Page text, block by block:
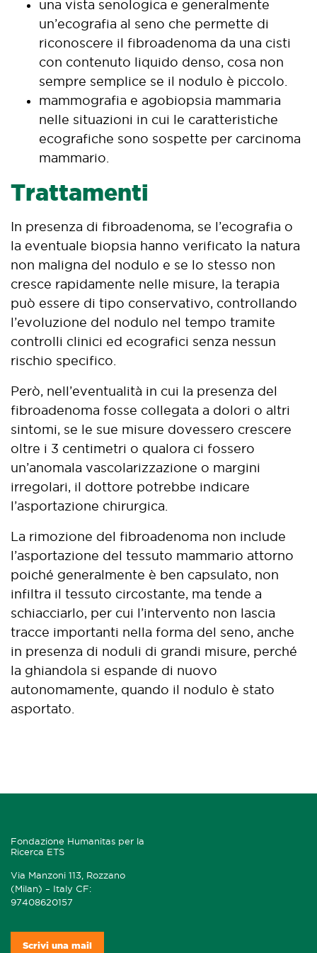
una vista senologica e generalmente
un’ecografia al seno che permette di
riconoscere il fibroadenoma da una cisti
con contenuto liquido denso, cosa non
sempre semplice se il nodulo è piccolo.
mammografia e agobiopsia mammaria
nelle situazioni in cui le caratteristiche
ecografiche sono sospette per carcinoma
mammario.
Trattamenti
In presenza di fibroadenoma, se l’ecografia o
la eventuale biopsia hanno verificato la natura
non maligna del nodulo e se lo stesso non
cresce rapidamente nelle misure, la terapia
può essere di tipo conservativo, controllando
l’evoluzione del nodulo nel tempo tramite
controlli clinici ed ecografici senza nessun
rischio specifico.
Però, nell’eventualità in cui la presenza del
fibroadenoma fosse collegata a dolori o altri
sintomi, se le sue misure dovessero crescere
oltre i 3 centimetri o qualora ci fossero
un’anomala vascolarizzazione o margini
irregolari, il dottore potrebbe indicare
l’asportazione chirurgica.
La rimozione del fibroadenoma non include
l’asportazione del tessuto mammario attorno
poiché generalmente è ben capsulato, non
infiltra il tessuto circostante, ma tende a
schiacciarlo, per cui l’intervento non lascia
tracce importanti nella forma del seno, anche
in presenza di noduli di grandi misure, perché
la ghiandola si espande di nuovo
autonomamente, quando il nodulo è stato
asportato.
Fondazione Humanitas per la
Ricerca ETS
Via Manzoni 113, Rozzano
(Milan) – Italy CF:
97408620157
Scrivi una mail